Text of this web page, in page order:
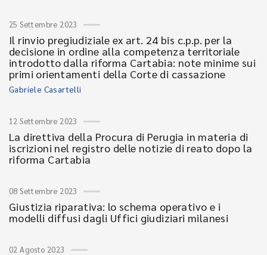
25 Settembre 2023
Il rinvio pregiudiziale ex art. 24 bis c.p.p. per la
decisione in ordine alla competenza territoriale
introdotto dalla riforma Cartabia: note minime sui
primi orientamenti della Corte di cassazione
Gabriele Casartelli
12 Settembre 2023
La direttiva della Procura di Perugia in materia di
iscrizioni nel registro delle notizie di reato dopo la
riforma Cartabia
08 Settembre 2023
Giustizia riparativa: lo schema operativo e i
modelli diffusi dagli Uffici giudiziari milanesi
02 Agosto 2023